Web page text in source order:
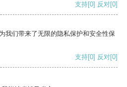
支持[0] 反对[0]
我们带来了无限的隐私保护和安全性保
支持[0] 反对[0]